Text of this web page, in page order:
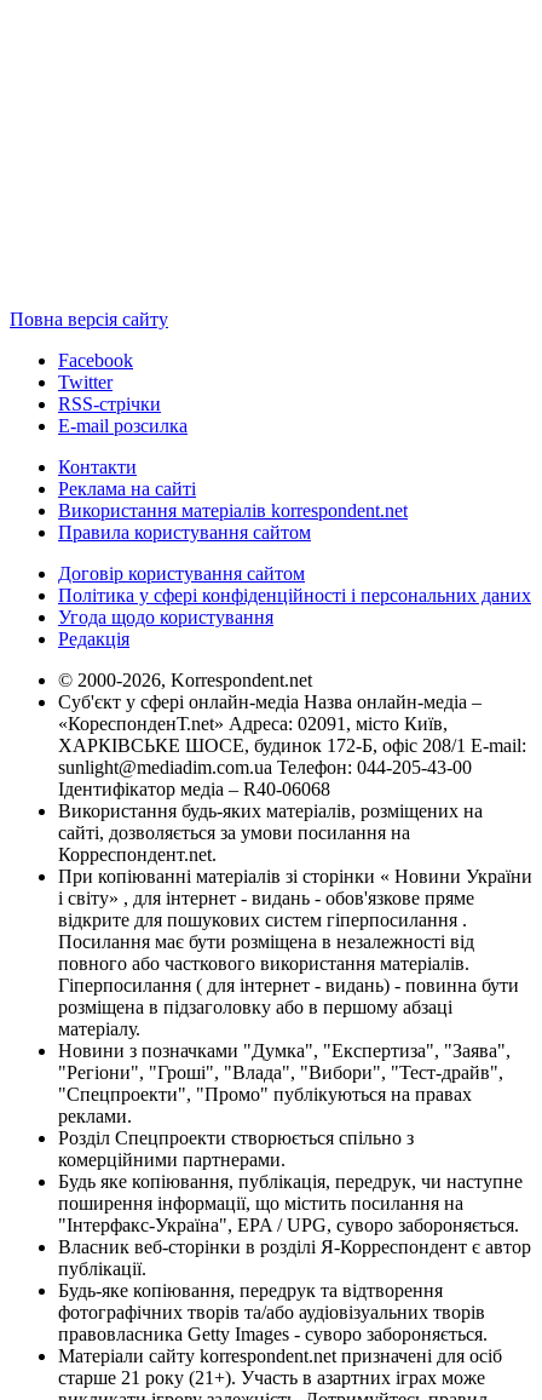
Повна версія сайту
Facebook
Twitter
RSS-стрічки
E-mail розсилка
Контакти
Реклама на сайті
Використання матеріалів korrespondent.net
Правила користування сайтом
Договір користування сайтом
Політика у сфері конфіденційності і персональних даних
Угода щодо користування
Редакція
© 2000-2026, Korrespondent.net
Суб'єкт у сфері онлайн-медіа Назва онлайн-медіа –
«КореспонденТ.net» Адреса: 02091, місто Київ,
ХАРКІВСЬКЕ ШОСЕ, будинок 172-Б, офіс 208/1 E-mail:
sunlight@mediadim.com.ua Телефон: 044-205-43-00
Ідентифікатор медіа – R40-06068
Використання будь-яких матеріалів, розміщених на
сайті, дозволяється за умови посилання на
Корреспондент.net.
При копіюванні матеріалів зі сторінки « Новини України
і світу» , для інтернет - видань - обов'язкове пряме
відкрите для пошукових систем гіперпосилання .
Посилання має бути розміщена в незалежності від
повного або часткового використання матеріалів.
Гіперпосилання ( для інтернет - видань) - повинна бути
розміщена в підзаголовку або в першому абзаці
матеріалу.
Новини з позначками "Думка", "Експертиза", "Заява",
"Регіони", "Гроші", "Влада", "Вибори", "Тест-драйв",
"Спецпроекти", "Промо" публікуються на правах
реклами.
Розділ Спецпроекти створюється спільно з
комерційними партнерами.
Будь яке копіювання, публікація, передрук, чи наступне
поширення інформації, що містить посилання на
"Інтерфакс-Україна", EPA / UPG, суворо забороняється.
Власник веб-сторінки в розділі Я-Корреспондент є автор
публікації.
Будь-яке копіювання, передрук та відтворення
фотографічних творів та/або аудіовізуальних творів
правовласника Getty Images - суворо забороняється.
Матеріали сайту korrespondent.net призначені для осіб
старше 21 року (21+). Участь в азартних іграх може